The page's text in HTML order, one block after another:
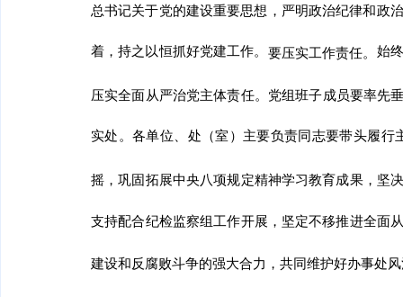
总书记关于党的建设重要思想，严明政治纪律和政
着，持之以恒抓好党建工作。 要压实工作责任。 始
压实全面从严治党主体责任。党组班子成员要率先
实处。各单位、处（室）主要负责同志要带头履
摇，巩固拓展中央八项规定精神学习教育成果，坚
支持配合纪检监察组工作开展，坚定不移推进全面
建设和反腐败斗争的强大合力，共同维护好办事处